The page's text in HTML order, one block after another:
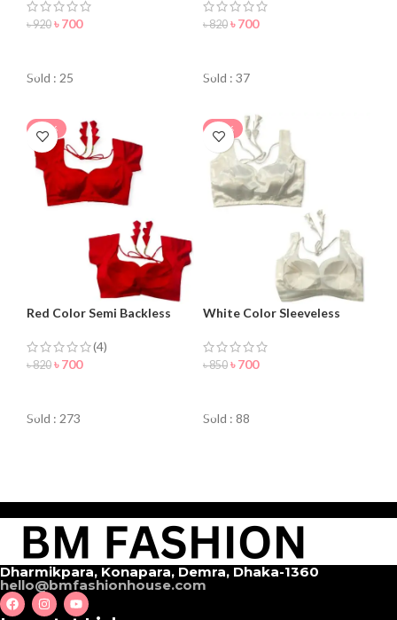
৳920 ৳700
Sold : 25
৳820 ৳700
Sold : 37
-15%
Red Color Semi Backless
(4)
৳820 ৳700
Sold : 273
-18%
White Color Sleeveless
৳850 ৳700
Sold : 88
Dharmikpara, Konapara, Demra, Dhaka-1360
hello@bmfashionhouse.com